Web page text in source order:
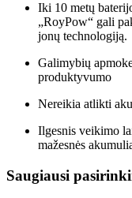
Iki 10 metų
„RoyPow“ gali
jonų technologiją.
Galimybių
produktyvumo
Nereikia atlikti
Ilgesnis veikimo
mažesnės
Saugiausi